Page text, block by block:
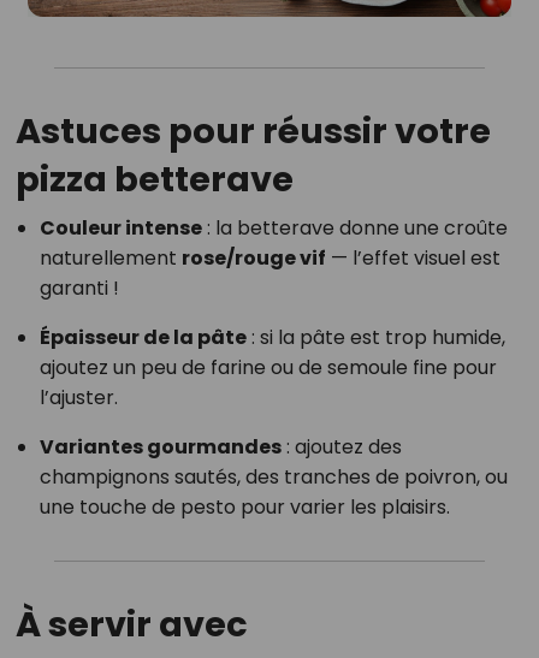
Astuces pour réussir votre
pizza betterave
Couleur intense: la betterave donne une croûte
naturellement rose/rouge vif — l’effet visuel est
garanti !
Épaisseur de la pâte: si la pâte est trop humide,
ajoutez un peu de farine ou de semoule fine pour
l’ajuster.
Variantes gourmandes: ajoutez des
champignons sautés, des tranches de poivron, ou
une touche de pesto pour varier les plaisirs.
À servir avec